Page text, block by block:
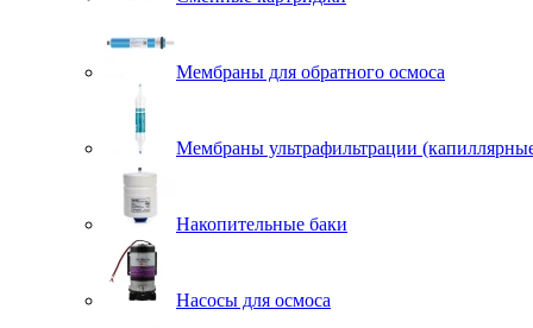
Мембраны для обратного осмоса
Мембраны ультрафильтрации
Накопительные баки
Насосы для осмоса